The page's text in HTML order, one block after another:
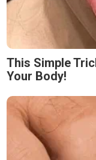
This Simple
Your Body!